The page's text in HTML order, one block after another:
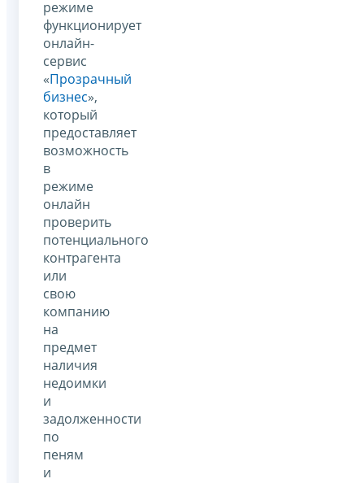
режиме
функционирует
онлайн-
сервис
«Прозрачный
бизнес»,
который
предоставляет
возможность
в
режиме
онлайн
проверить
потенциального
контрагента
или
свою
компанию
на
предмет
наличия
недоимки
и
задолженности
по
пеням
и